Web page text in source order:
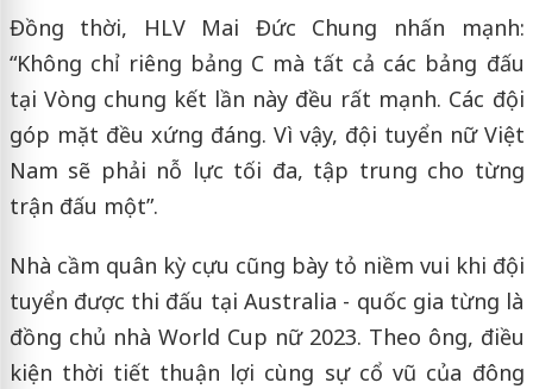
Đồng thời, HLV Mai Đức Chung nhấn mạnh:
“Không chỉ riêng bảng C mà tất cả các bảng đấu
tại Vòng chung kết lần này đều rất mạnh. Các đội
góp mặt đều xứng đáng. Vì vậy, đội tuyển nữ Việt
Nam sẽ phải nỗ lực tối đa, tập trung cho từng
trận đấu một”.
Nhà cầm quân kỳ cựu cũng bày tỏ niềm vui khi đội
tuyển được thi đấu tại Australia - quốc gia từng là
đồng chủ nhà World Cup nữ 2023. Theo ông, điều
kiện thời tiết thuận lợi cùng sự cổ vũ của đông